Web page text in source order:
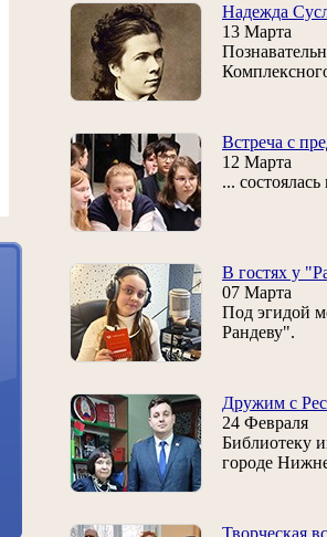
Надежда
13 Марта
Встреча с
12 Марта
...
В гостях у
07 Марта
Под эгидой
Рандеву".
Дружим с
24 Февраля
Библиотеку
городе
Творческая